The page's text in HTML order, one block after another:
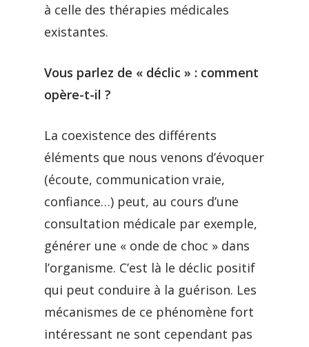
à celle des thérapies médicales
existantes.
Vous parlez de « déclic » : comment
opère-t-il ?
La coexistence des différents
éléments que nous venons d’évoquer
(écoute, communication vraie,
confiance…) peut, au cours d’une
consultation médicale par exemple,
générer une « onde de choc » dans
l’organisme. C’est là le déclic positif
qui peut conduire à la guérison. Les
mécanismes de ce phénomène fort
intéressant ne sont cependant pas